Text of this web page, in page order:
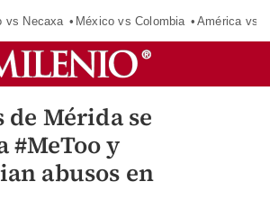
vs Necaxa México vs Colombia América vs
de Mérida se
#MeToo y
abusos en